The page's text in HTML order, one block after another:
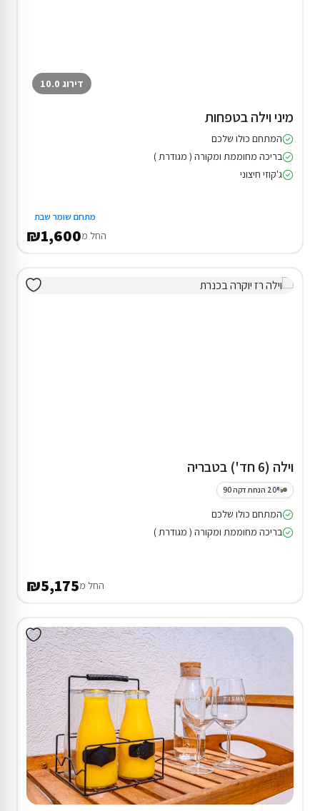
דירוג 10.0
מיני וילה בטפחות
המתחם כולו שלכם
בריכה מחוממת ומקורה ( מגודרת )
ג'קוזי חיצוני
מתחם שומר שבת
החל מ₪1,600
וילה (6 חד') בטבריה
20% הנחת דקה 90
המתחם כולו שלכם
בריכה מחוממת ומקורה ( מגודרת )
החל מ₪5,175